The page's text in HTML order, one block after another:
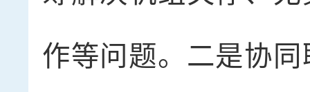
作等问题。二是协